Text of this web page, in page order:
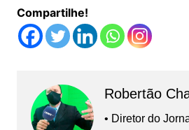
Compartilhe!
Robertão
• Diretor do